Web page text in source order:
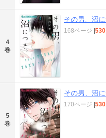
4
巻
その男、沼
168ページ |
5
巻
その男、沼
170ページ |